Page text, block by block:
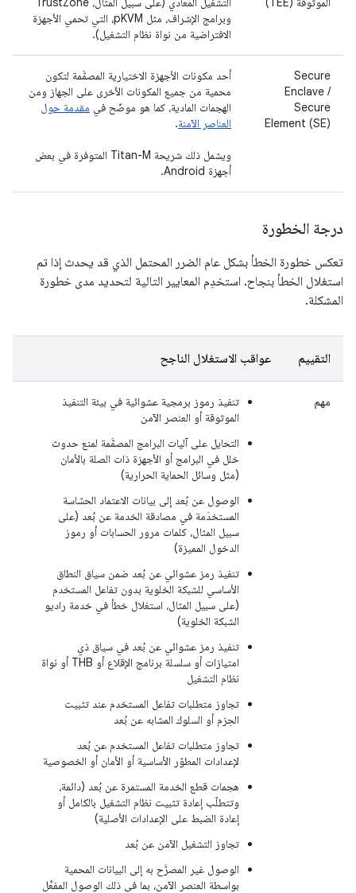
وبرامج الإشراف، مثل pKVM، التي تحمي الأجهزة
الافتراضية من نواة نظام التشغيل).
Secure
Enclave /
Secure
Element (SE)
أحد مكونات الأجهزة الاختيارية المصمَّمة لتكون
محمية من جميع المكونات الأخرى على الجهاز ومن
الهجمات المادية، كما هو موضّح في مقدمة حول
العناصر الآمنة.
ويشمل ذلك شريحة Titan-M المتوفرة في بعض
أجهزة Android.
درجة الخطورة
تعكس خطورة الخطأ بشكل عام الضرر المحتمل الذي قد يحدث إذا تم
استغلال الخطأ بنجاح. استخدِم المعايير التالية لتحديد مدى خطورة
المشكلة.
التقييم عواقب الاستغلال الناجح
مهم
تنفيذ رموز برمجية عشوائية في بيئة التنفيذ
الموثوقة أو العنصر الآمن
التحايل على آليات البرامج المصمَّمة لمنع حدوث
خلل في البرامج أو الأجهزة ذات الصلة بالأمان
(مثل وسائل الحماية الحرارية)
الوصول عن بُعد إلى بيانات الاعتماد الحسّاسة
المستخدَمة في مصادقة الخدمة عن بُعد (على
سبيل المثال، كلمات مرور الحسابات أو رموز
الدخول المميزة)
تنفيذ رمز عشوائي عن بُعد ضمن سياق النطاق
الأساسي للشبكة الخلوية بدون تفاعل المستخدم
(على سبيل المثال، استغلال خطأ في خدمة راديو
الشبكة الخلوية)
تنفيذ رمز عشوائي عن بُعد في سياق ذي
امتيازات أو سلسلة برنامج الإقلاع أو THB أو نواة
نظام التشغيل
تجاوز متطلبات تفاعل المستخدم عند تثبيت
الحِزم أو السلوك المشابه عن بُعد
تجاوز متطلبات تفاعل المستخدم عن بُعد
لإعدادات المطوّر الأساسية أو الأمان أو الخصوصية
هجمات قطع الخدمة المستمرة عن بُعد (دائمة،
وتتطلّب إعادة تثبيت نظام التشغيل بالكامل أو
إعادة الضبط على الإعدادات الأصلية)
تجاوز التشغيل الآمن عن بُعد
الوصول غير المصرَّح به إلى البيانات المحمية
بواسطة العنصر الآمن، بما في ذلك الوصول المفعَّل